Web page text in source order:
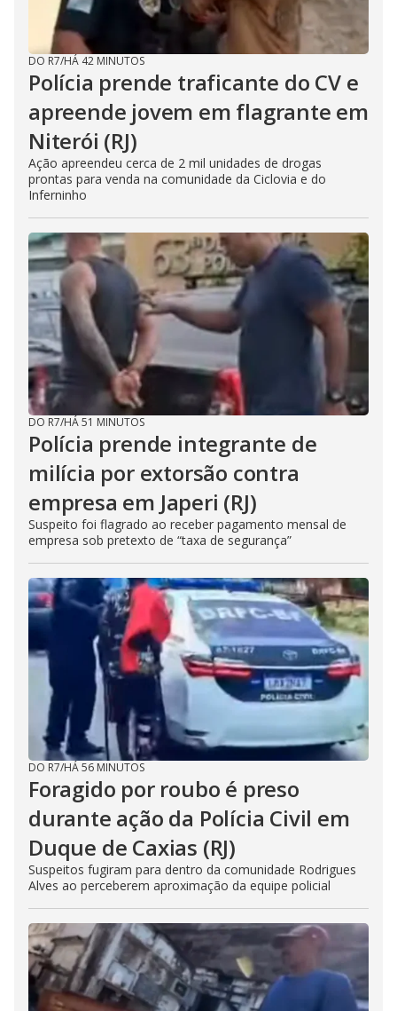
DO R7/HÁ 42 MINUTOS
Polícia prende traficante do CV e
apreende jovem em flagrante em
Niterói (RJ)
Ação apreendeu cerca de 2 mil unidades de drogas
prontas para venda na comunidade da Ciclovia e do
Inferninho
DO R7/HÁ 51 MINUTOS
Polícia prende integrante de
milícia por extorsão contra
empresa em Japeri (RJ)
Suspeito foi flagrado ao receber pagamento mensal de
empresa sob pretexto de “taxa de segurança”
DO R7/HÁ 56 MINUTOS
Foragido por roubo é preso
durante ação da Polícia Civil em
Duque de Caxias (RJ)
Suspeitos fugiram para dentro da comunidade Rodrigues
Alves ao perceberem aproximação da equipe policial